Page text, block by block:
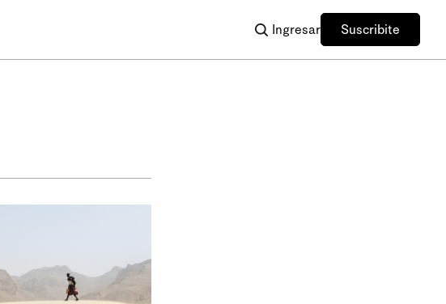
Ingresar Suscribite